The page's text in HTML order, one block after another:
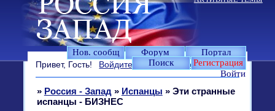
Нов. сообщ Форум
Портал
Поиск
Регистрация
Войти
Привет, Гость! Войдите илизарегистрируйтесь.
» Россия - Запад » Испанцы » Эти странные
испанцы - БИЗНЕС